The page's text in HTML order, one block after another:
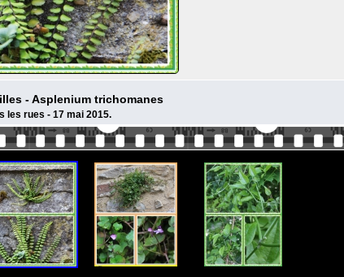
- Asplenium trichomanes
les rues - 17 mai 2015.